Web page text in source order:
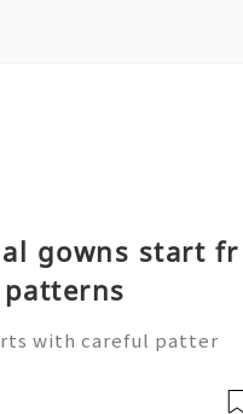
gowns start fr
with careful patter
and skirt shape. Follow